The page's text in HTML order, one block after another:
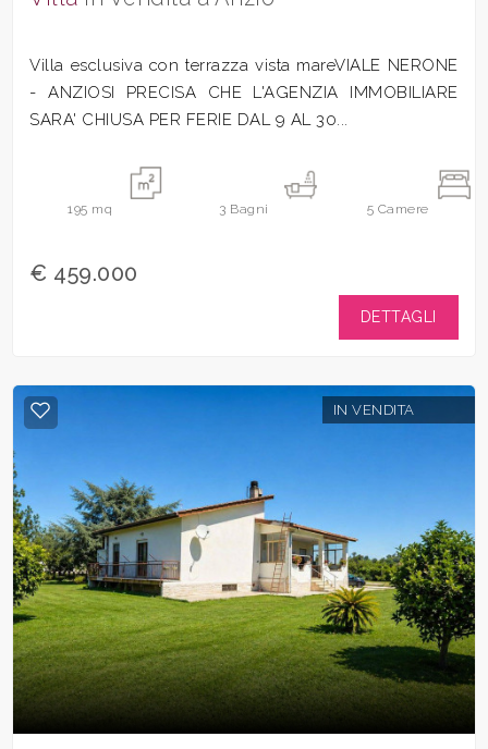
Villa esclusiva con terrazza vista mareVIALE NERONE
- ANZIOSI PRECISA CHE L'AGENZIA IMMOBILIARE
SARA' CHIUSA PER FERIE DAL 9 AL 30...
195 mq 3 Bagni 5 Camere
€ 459.000
DETTAGLI
IN VENDITA